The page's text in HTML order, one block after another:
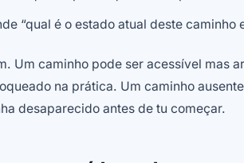
“qual é o estado atual deste caminho
Um caminho pode ser acessível mas
na prática. Um caminho
desaparecido antes de tu começar.